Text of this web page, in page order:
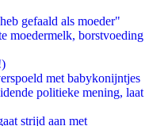
gefaald als moeder"
moedermelk, borstvoeding
met babykonijntjes
politieke mening, laat
strijd aan met